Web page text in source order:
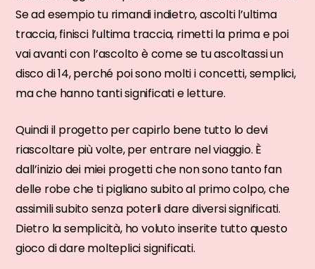
Se ad esempio tu rimandi indietro, ascolti l’ultima
traccia, finisci l’ultima traccia, rimetti la prima e poi
vai avanti con l’ascolto è come se tu ascoltassi un
disco di 14, perché poi sono molti i concetti, semplici,
ma che hanno tanti significati e letture.
Quindi il progetto per capirlo bene tutto lo devi
riascoltare più volte, per entrare nel viaggio. È
dall’inizio dei miei progetti che non sono tanto fan
delle robe che ti pigliano subito al primo colpo, che
assimili subito senza poterli dare diversi significati.
Dietro la semplicità, ho voluto inserite tutto questo
gioco di dare molteplici significati.